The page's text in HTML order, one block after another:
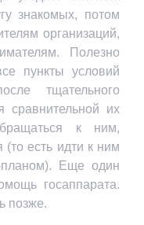
знакомых, потом
организаций,
Полезно
пункты условий
тщательного
сравнительной их
к ним,
есть идти к ним
планом). Еще один
госаппарата.
позже.